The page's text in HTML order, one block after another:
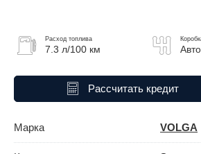
Расход топлива
7.3 л/100 км
Рассчитать кредит
Марка VOLGA